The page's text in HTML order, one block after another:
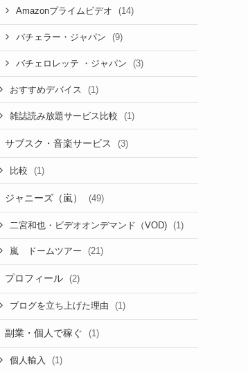
Amazonプライムビデオ (14)
バチェラー・ジャパン (9)
バチェロレッテ ・ジャパン (3)
おすすめデバイス (1)
雑誌読み放題サービス比較 (1)
サブスク・音楽サービス (3)
比較 (1)
ジャニーズ（嵐） (49)
二宮和也・ビデオオンデマンド（VOD) (1)
嵐 ドームツアー (21)
プロフィール (2)
ブログを立ち上げた理由 (1)
副業・個人で稼ぐ (1)
個人輸入 (1)